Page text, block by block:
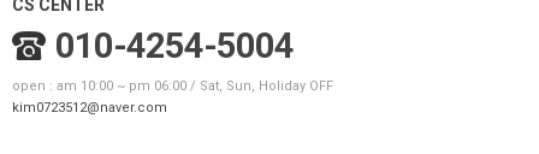
CS CENTER
010-4254-5004
open : am 10:00 ~ pm 06:00 / Sat, Sun, Holiday OFF
kim0723512@naver.com